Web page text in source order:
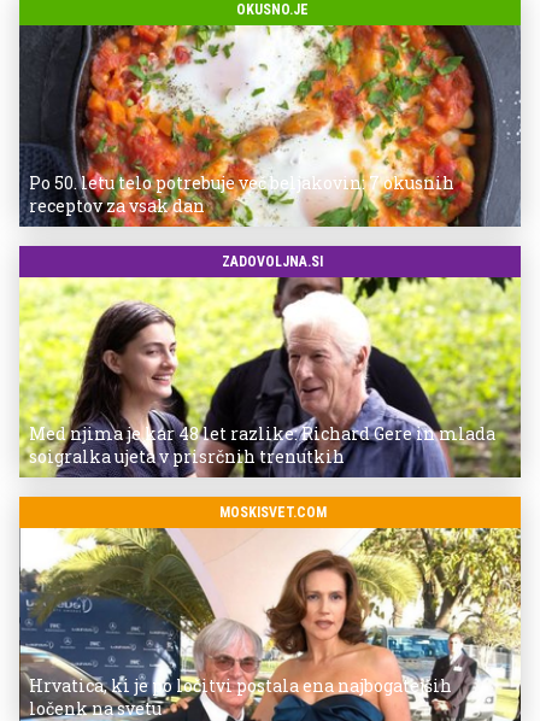
OKUSNO.JE
Po 50. letu telo potrebuje več beljakovin: 7 okusnih
receptov za vsak dan
ZADOVOLJNA.SI
Med njima je kar 48 let razlike: Richard Gere in mlada
soigralka ujeta v prisrčnih trenutkih
MOSKISVET.COM
Hrvatica, ki je po ločitvi postala ena najbogatejših
ločenk na svetu